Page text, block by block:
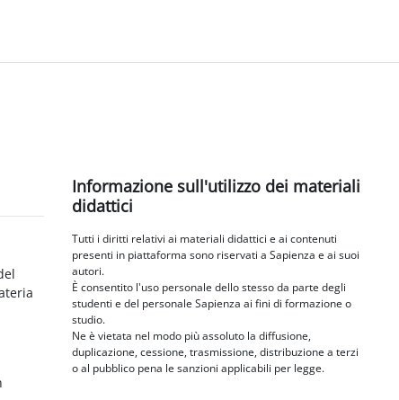
Blocchi
Informazione sull'utilizzo dei materiali
didattici
Tutti i diritti relativi ai materiali didattici e ai contenuti
presenti in piattaforma sono riservati a Sapienza e ai suoi
autori.
È consentito l'uso personale dello stesso da parte degli
studenti e del personale Sapienza ai fini di formazione o
studio.
Ne è vietata nel modo più assoluto la diffusione,
duplicazione, cessione, trasmissione, distribuzione a terzi
o al pubblico pena le sanzioni applicabili per legge.